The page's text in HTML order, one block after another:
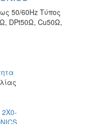
50/60Hz Τύπος
DPt50Ω, Cu50Ω,